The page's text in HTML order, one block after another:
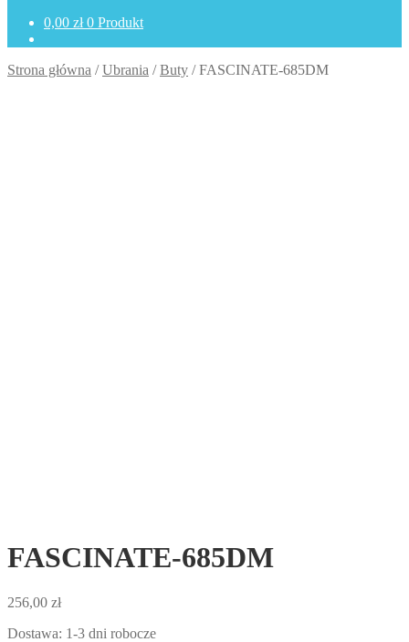
0,00 zł 0 Produkt
Strona główna /Ubrania /Buty /FASCINATE-685DM
FASCINATE-685DM
256,00 zł
Dostawa: 1-3 dni robocze